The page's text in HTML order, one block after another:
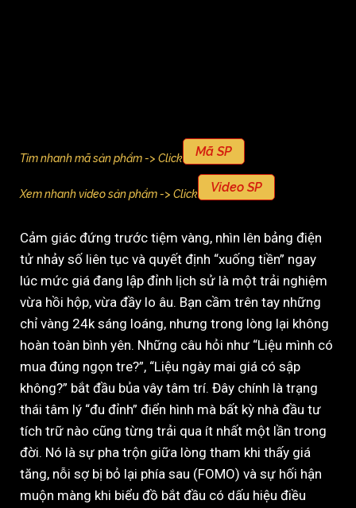
Tìm nhanh mã sản phẩm -> Click Mã SP
Xem nhanh video sản phẩm -> Click Video SP
Cảm giác đứng trước tiệm vàng, nhìn lên bảng điện
tử nhảy số liên tục và quyết định “xuống tiền” ngay
lúc mức giá đang lập đỉnh lịch sử là một trải nghiệm
vừa hồi hộp, vừa đầy lo âu. Bạn cầm trên tay những
chỉ vàng 24k sáng loáng, nhưng trong lòng lại không
hoàn toàn bình yên. Những câu hỏi như “Liệu mình có
mua đúng ngọn tre?”, “Liệu ngày mai giá có sập
không?” bắt đầu bủa vây tâm trí. Đây chính là trạng
thái tâm lý “đu đỉnh” điển hình mà bất kỳ nhà đầu tư
tích trữ nào cũng từng trải qua ít nhất một lần trong
đời. Nó là sự pha trộn giữa lòng tham khi thấy giá
tăng, nỗi sợ bị bỏ lại phía sau (FOMO) và sự hối hận
muộn màng khi biểu đồ bắt đầu có dấu hiệu điều